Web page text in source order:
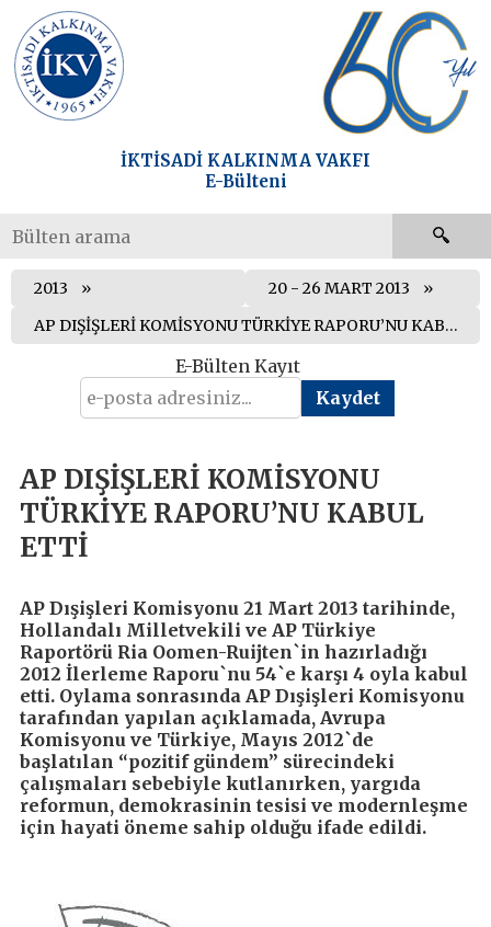
İKTİSADİ KALKINMA VAKFI
E-Bülteni
2013
20 - 26 MART 2013
AP DIŞİŞLERİ KOMİSYONU TÜRKİYE RAPORU’NU KABUL ETTİ
E-Bülten Kayıt
AP DIŞİŞLERİ KOMİSYONU
TÜRKİYE RAPORU’NU KABUL
ETTİ
AP Dışişleri Komisyonu 21 Mart 2013 tarihinde,
Hollandalı Milletvekili ve AP Türkiye
Raportörü Ria Oomen-Ruijten`in hazırladığı
2012 İlerleme Raporu`nu 54`e karşı 4 oyla kabul
etti. Oylama sonrasında AP Dışişleri Komisyonu
tarafından yapılan açıklamada, Avrupa
Komisyonu ve Türkiye, Mayıs 2012`de
başlatılan “pozitif gündem” sürecindeki
çalışmaları sebebiyle kutlanırken, yargıda
reformun, demokrasinin tesisi ve modernleşme
için hayati öneme sahip olduğu ifade edildi.